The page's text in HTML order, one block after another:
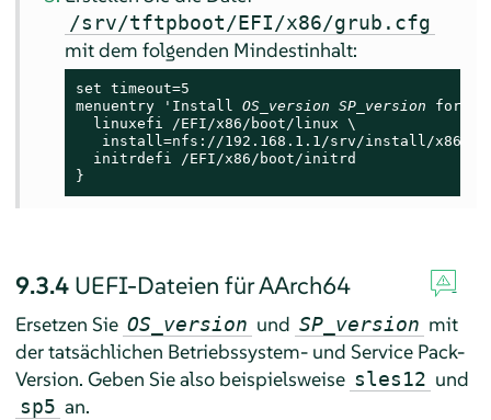
/srv/tftpboot/EFI/x86/grub.cfg
mit dem folgenden Mindestinhalt:
set timeout=5
menuentry 'Install OS_version SP_version for
  linuxefi /EFI/x86/boot/linux \
   install=nfs://192.168.1.1/srv/install/x86/
  initrdefi /EFI/x86/boot/initrd
}
9.3.4 UEFI-Dateien für AArch64
Ersetzen Sie OS_version und SP_version mit
der tatsächlichen Betriebssystem- und Service Pack-
Version. Geben Sie also beispielsweise sles12 und
sp5 an.